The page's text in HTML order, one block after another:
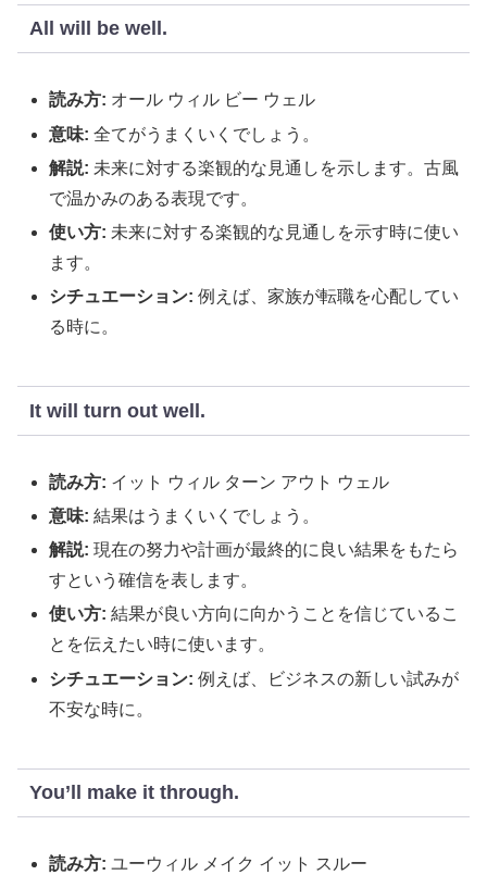
All will be well.
読み方: オール ウィル ビー ウェル
意味: 全てがうまくいくでしょう。
解説: 未来に対する楽観的な見通しを示します。古風
で温かみのある表現です。
使い方: 未来に対する楽観的な見通しを示す時に使い
ます。
シチュエーション: 例えば、家族が転職を心配してい
る時に。
It will turn out well.
読み方: イット ウィル ターン アウト ウェル
意味: 結果はうまくいくでしょう。
解説: 現在の努力や計画が最終的に良い結果をもたら
すという確信を表します。
使い方: 結果が良い方向に向かうことを信じているこ
とを伝えたい時に使います。
シチュエーション: 例えば、ビジネスの新しい試みが
不安な時に。
You’ll make it through.
読み方: ユーウィル メイク イット スルー